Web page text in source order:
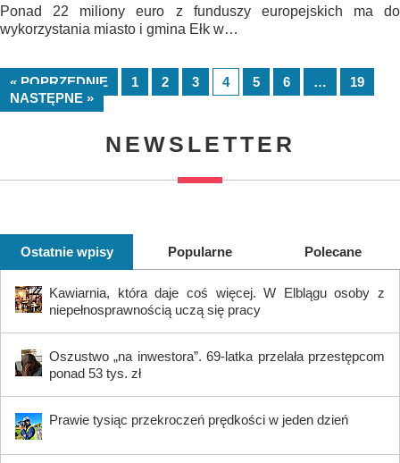
Ponad 22 miliony euro z funduszy europejskich ma do
wykorzystania miasto i gmina Ełk w…
« POPRZEDNIE 1 2 3 4 5 6 …
19
NASTĘPNE »
NEWSLETTER
Ostatnie wpisy Popularne Polecane
Kawiarnia, która daje coś więcej. W Elblągu osoby z
niepełnosprawnością uczą się pracy
Oszustwo „na inwestora”. 69-latka przelała przestępcom
ponad 53 tys. zł
Prawie tysiąc przekroczeń prędkości w jeden dzień